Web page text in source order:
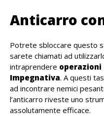
Anticarro
Potrete sbloccare questo
sarete chiamati ad
intraprendere operazioni
Impegnativa. A questi
ad incontrare nemici
l’anticarro riveste uno
assolutamente efficace.